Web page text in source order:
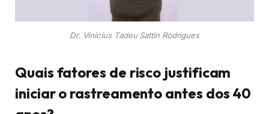
Dr. Vinicius Tadeu Sattin Rodrigues
Quais fatores de risco justificam
iniciar o rastreamento antes dos 40